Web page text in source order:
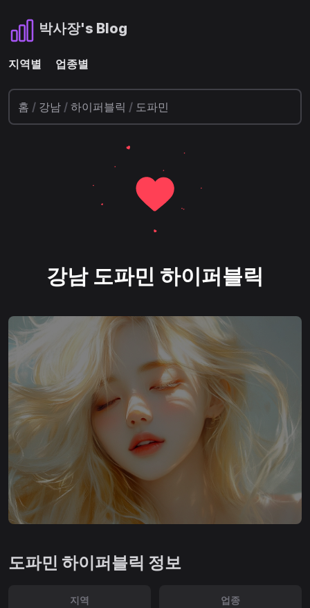
박사장's Blog
지역별 업종별
홈 / 강남 / 하이퍼블릭 / 도파민
강남 도파민 하이퍼블릭
도파민 하이퍼블릭 정보
지역 업종